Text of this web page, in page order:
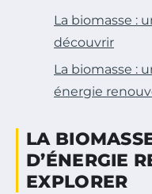
La biomasse :
découvrir
La biomasse :
énergie
LA
D’ÉNERGIE
EXPLORER